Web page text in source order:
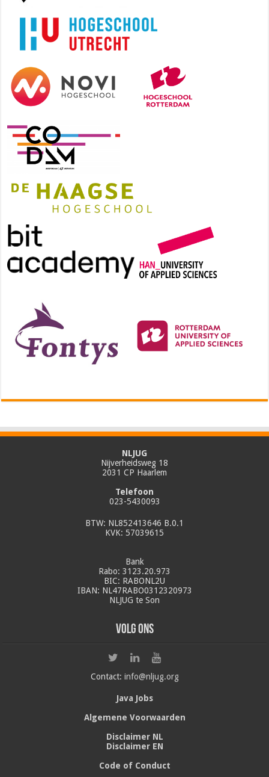
NLJUG
Nijverheidsweg 18
2031 CP Haarlem
Telefoon
023-5430093
BTW: NL852413646 B.0.1
KVK: 57039615
Bank
Rabo: 3123.20.973
BIC: RABONL2U
IBAN: NL47RABO0312320973
NLJUG te Son
Volg ons
Contact: info@nljug.org
Java Jobs
Algemene Voorwaarden
Disclaimer NL
Disclaimer EN
Code of Conduct